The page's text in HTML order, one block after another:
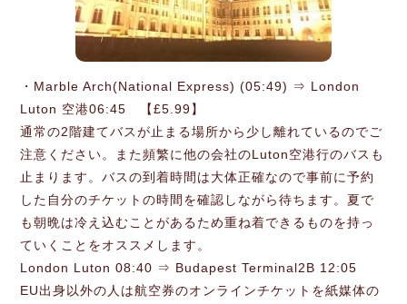
・Marble Arch(National Express) (05:49) ⇒ London
Luton 空港06:45 【£5.99】
通常の2階建てバスが止まる場所から少し離れているのでご
注意ください。また頻繁に他の会社のLuton空港行のバスも
止まります。バスの到着時間は大体正確なので事前に予約
した自分のチケットの時間を確認しながら待ちます。夏で
も朝晩は冷え込むことがあるため重ね着できるものを持っ
ていくことをオススメします。
London Luton 08:40 ⇒ Budapest Terminal2B 12:05
EU出身以外の人は航空券のオンラインチケットを紙媒体の